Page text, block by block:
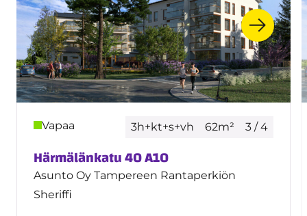
Vapaa 3h+kt+s+vh 62m² 3 / 4
Härmälänkatu 40 A10
Asunto Oy Tampereen Rantaperkiön
Sheriffi